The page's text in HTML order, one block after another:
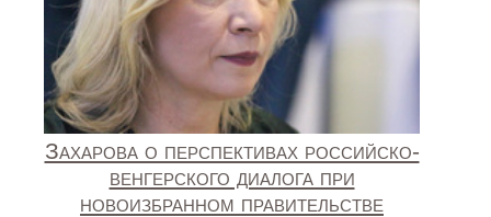
Захарова о перспективах российско-
венгерского диалога при
новоизбранном правительстве